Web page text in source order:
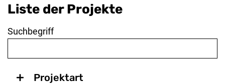
Liste der Projekte
Suchbegriff
Projektart